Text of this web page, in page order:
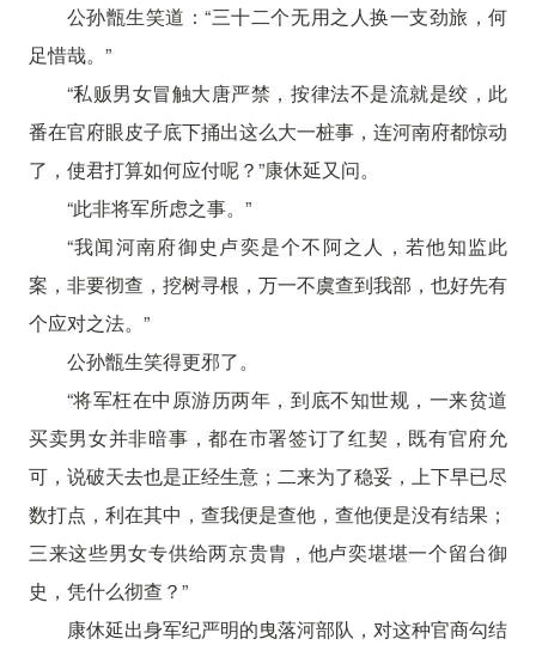
公孙甑生笑道：“三十二个无用之人换一支劲旅，何
足惜哉。”
“私贩男女冒触大唐严禁，按律法不是流就是绞，此
番在官府眼皮子底下捅出这么大一桩事，连河南府都惊动
了，使君打算如何应付呢？”康休延又问。
“此非将军所虑之事。”
“我闻河南府御史卢奕是个不阿之人，若他知监此
案，非要彻查，挖树寻根，万一不虞查到我部，也好先有
个应对之法。”
公孙甑生笑得更邪了。
“将军枉在中原游历两年，到底不知世规，一来贫道
买卖男女并非暗事，都在市署签订了红契，既有官府允
可，说破天去也是正经生意；二来为了稳妥，上下早已尽
数打点，利在其中，查我便是查他，查他便是没有结果；
三来这些男女专供给两京贵胄，他卢奕堪堪一个留台御
史，凭什么彻查？”
康休延出身军纪严明的曳落河部队，对这种官商勾结